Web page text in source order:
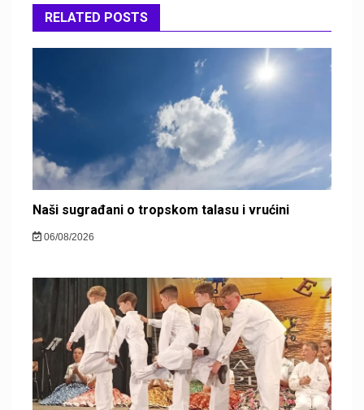
RELATED POSTS
Naši sugrađani o tropskom talasu i vrućini
06/08/2026